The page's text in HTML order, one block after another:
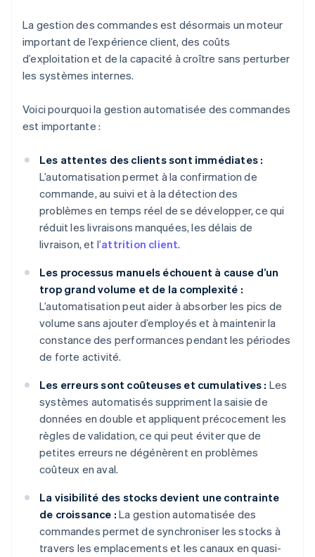
La gestion des commandes est désormais un moteur
important de l’expérience client, des coûts
d’exploitation et de la capacité à croître sans perturber
les systèmes internes.
Voici pourquoi la gestion automatisée des commandes
est importante :
Les attentes des clients sont immédiates :
L’automatisation permet à la confirmation de
commande, au suivi et à la détection des
problèmes en temps réel de se développer, ce qui
réduit les livraisons manquées, les délais de
livraison, et l’attrition client.
Les processus manuels échouent à cause d’un
trop grand volume et de la complexité :
L’automatisation peut aider à absorber les pics de
volume sans ajouter d’employés et à maintenir la
constance des performances pendant les périodes
de forte activité.
Les erreurs sont coûteuses et cumulatives : Les
systèmes automatisés suppriment la saisie de
données en double et appliquent précocement les
règles de validation, ce qui peut éviter que de
petites erreurs ne dégénèrent en problèmes
coûteux en aval.
La visibilité des stocks devient une contrainte
de croissance : La gestion automatisée des
commandes permet de synchroniser les stocks à
travers les emplacements et les canaux en quasi-